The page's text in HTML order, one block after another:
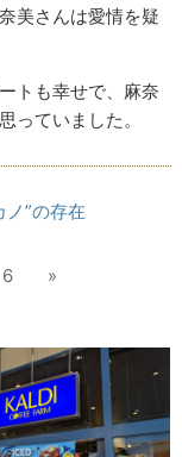
美さんは愛情を疑
トも幸せで、麻奈
っていました。
”の存在
6 »